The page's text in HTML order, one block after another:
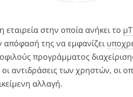
εταιρεία στην οποία ανήκει το
απόφασή της να εμφανίζει
προγράμματος
αντιδράσεις των χρηστών, οι
αλλαγή.